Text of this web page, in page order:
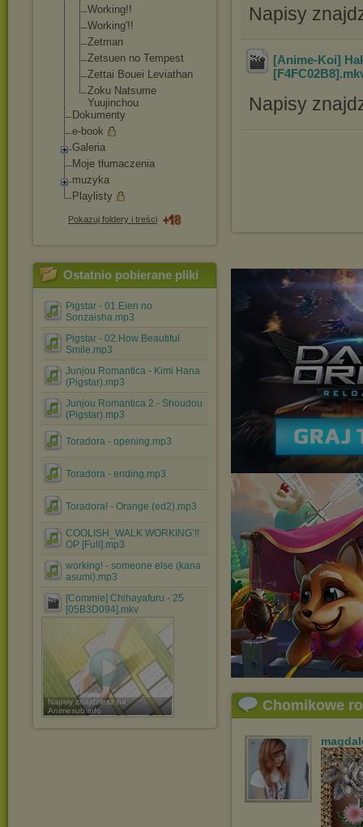
Working!!
Working'!!
Zetman
Zetsuen no Tempest
Zettai Bouei Leviathan
Zoku Natsume
Yuujinchou
Dokumenty
e-book
Galeria
Moje tłumaczenia
muzyka
Playlisty
Pokazuj foldery i treści
Ostatnio pobierane pliki
Pigstar - 01.Eien no
Sonzaisha.mp3
Pigstar - 02.How Beautiful
Smile.mp3
Junjou Romantica - Kimi Hana
(Pigstar).mp3
Junjou Romantica 2 - Shoudou
(Pigstar).mp3
Toradora - opening.mp3
Toradora - ending.mp3
Toradora! - Orange (ed2).mp3
COOLISH_WALK WORKING’!!
OP [Full].mp3
working! - someone else (kana
asumi).mp3
[Commie] Chihayafuru - 25
[05B3D094].mkv
Napisy znajdziesz na
Animesub.info
Napisy
[Anime-Koi]
[F4FC02B8]
Napisy
Chomikowe